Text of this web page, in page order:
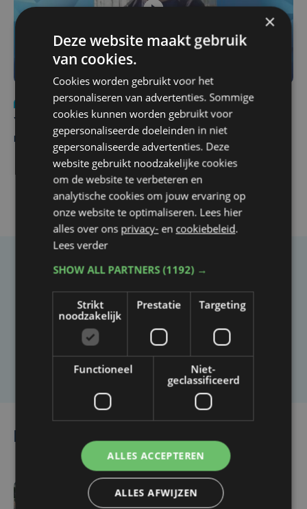
Nieuws
do 6 augustus | 21:30
Yaro (19), slachtoffer van vechtpartij, is na
maandenlange coma overleden
Taalfout opgemerkt?
Heb je een taal- of schrijffout opgemerkt in dit
Laat het ons weten
zo 21 juni | 11:47
×
Deze website maakt gebruik
van cookies.
Cookies worden gebruikt voor het
personaliseren van advertenties. Sommige
cookies kunnen worden gebruikt voor
gepersonaliseerde doeleinden in niet
gepersonaliseerde advertenties. Deze
website gebruikt noodzakelijke cookies
om de website te verbeteren en
analytische cookies om jouw ervaring op
onze website te optimaliseren. Lees hier
alles over ons privacy- en cookiebeleid.
Lees verder
SHOW ALL PARTNERS(1192) →
Strikt
noodzakelijk
Prestatie Targeting
Functioneel
Niet-
geclassificeerd
ALLES ACCEPTEREN
ALLES AFWIJZEN